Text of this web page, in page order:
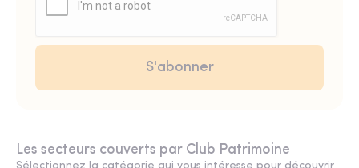
Les secteurs couverts par Club Patrimoine